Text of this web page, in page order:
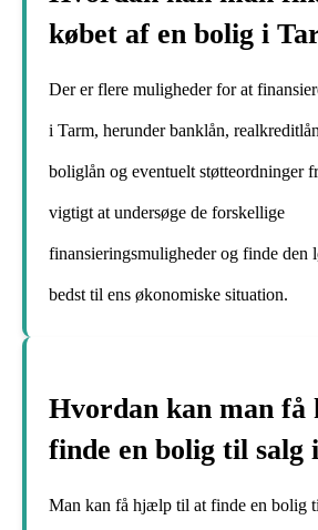
købet af en bolig i
Der er flere muligheder for at
i Tarm, herunder banklån,
boliglån og eventuelt støtteordninger
vigtigt at undersøge de forskellige
finansieringsmuligheder og finde den
bedst til ens økonomiske situation.
Hvordan kan man
finde en bolig til salg
Man kan få hjælp til at finde en bolig